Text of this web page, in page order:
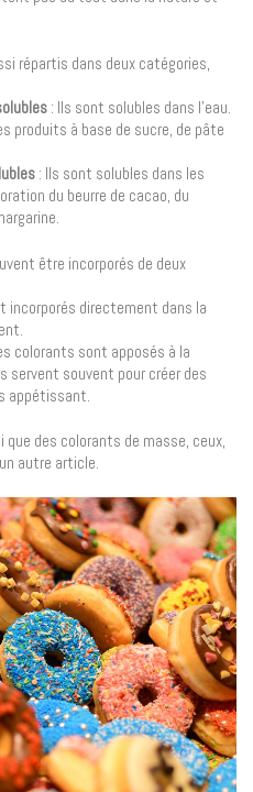
répartis dans deux catégories,
: Ils sont solubles dans l’eau.
produits à base de sucre, de pâte
: Ils sont solubles dans les
du beurre de cacao, du
être incorporés de deux
incorporés directement dans la
colorants sont apposés à la
servent souvent pour créer des
appétissant.
que des colorants de masse, ceux,
autre article.